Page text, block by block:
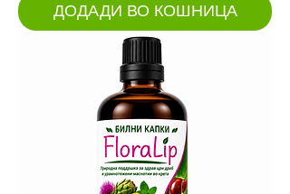
ДОДАДИ ВО КОШНИЦА